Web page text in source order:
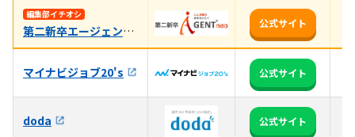
編集部イチオシ
第二新卒エージェントneo
公式サイト
マイナビジョブ20's 公式サイト
doda 公式サイト